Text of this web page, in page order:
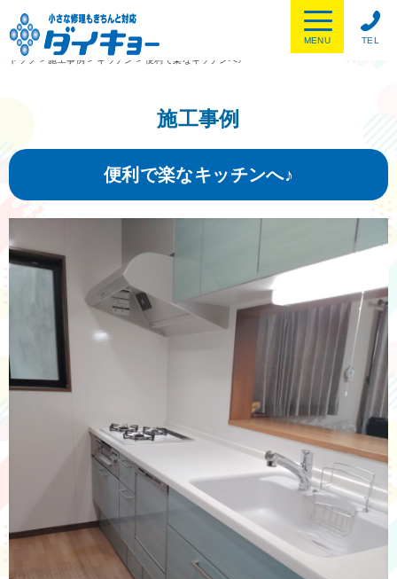
TEL
MENU
トップ
> 施工事例 > キッチン > 便利で楽なキッチンへ♪
施工事例
便利で楽なキッチンへ♪